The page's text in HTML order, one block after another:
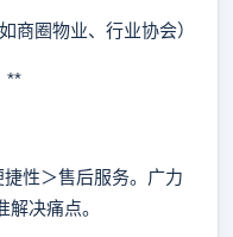
圈物业、行业协会）
**
性＞售后服务。广力
决痛点。